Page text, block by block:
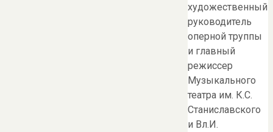
художественный
руководитель
оперной труппы
и главный
режиссер
Музыкального
театра им. К.С.
Станиславского
и Вл.И.